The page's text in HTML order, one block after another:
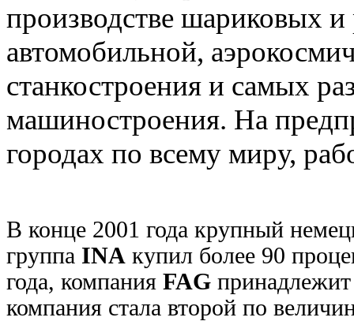
производстве шариковых
автомобильной,
станкостроения и самых
машиностроения. На
городах по всему миру,
В конце 2001 года крупный
группа INA купил более 90
года, компания FAG
компания стала второй по